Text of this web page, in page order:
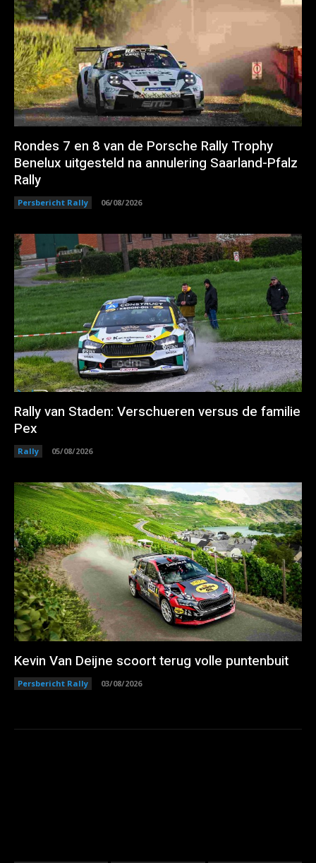
Rondes 7 en 8 van de Porsche Rally Trophy
Benelux uitgesteld na annulering Saarland-Pfalz
Rally
Persbericht Rally 06/08/2026
Rally van Staden: Verschueren versus de familie
Pex
Rally 05/08/2026
Kevin Van Deijne scoort terug volle puntenbuit
Persbericht Rally 03/08/2026